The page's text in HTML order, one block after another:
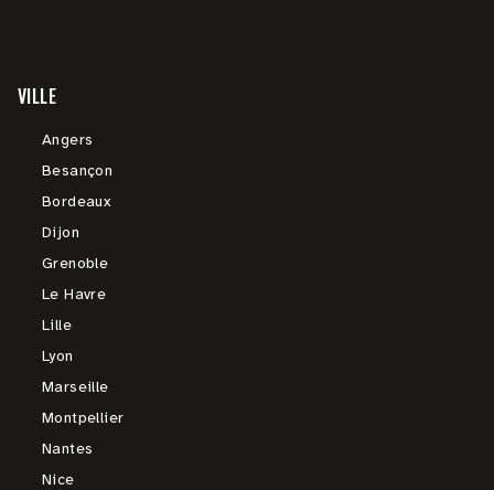
VILLE
Angers
Besançon
Bordeaux
Dijon
Grenoble
Le Havre
Lille
Lyon
Marseille
Montpellier
Nantes
Nice